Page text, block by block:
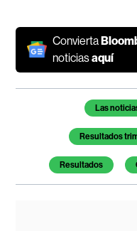
Convierta
noticiasaquí
Temas de este
Las
Resultados
Resultados